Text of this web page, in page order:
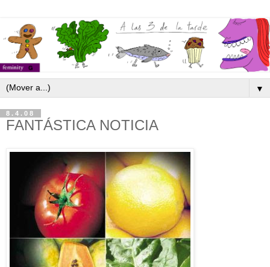
▼
8.4.08
FANTÁSTICA NOTICIA